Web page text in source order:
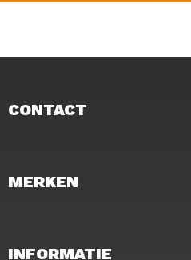
CONTACT
MERKEN
INFORMATIE